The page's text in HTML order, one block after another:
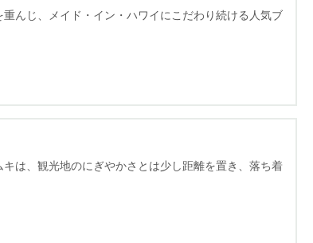
んじ、メイド・イン・ハワイにこだわり続ける人気ブ
は、観光地のにぎやかさとは少し距離を置き、落ち着